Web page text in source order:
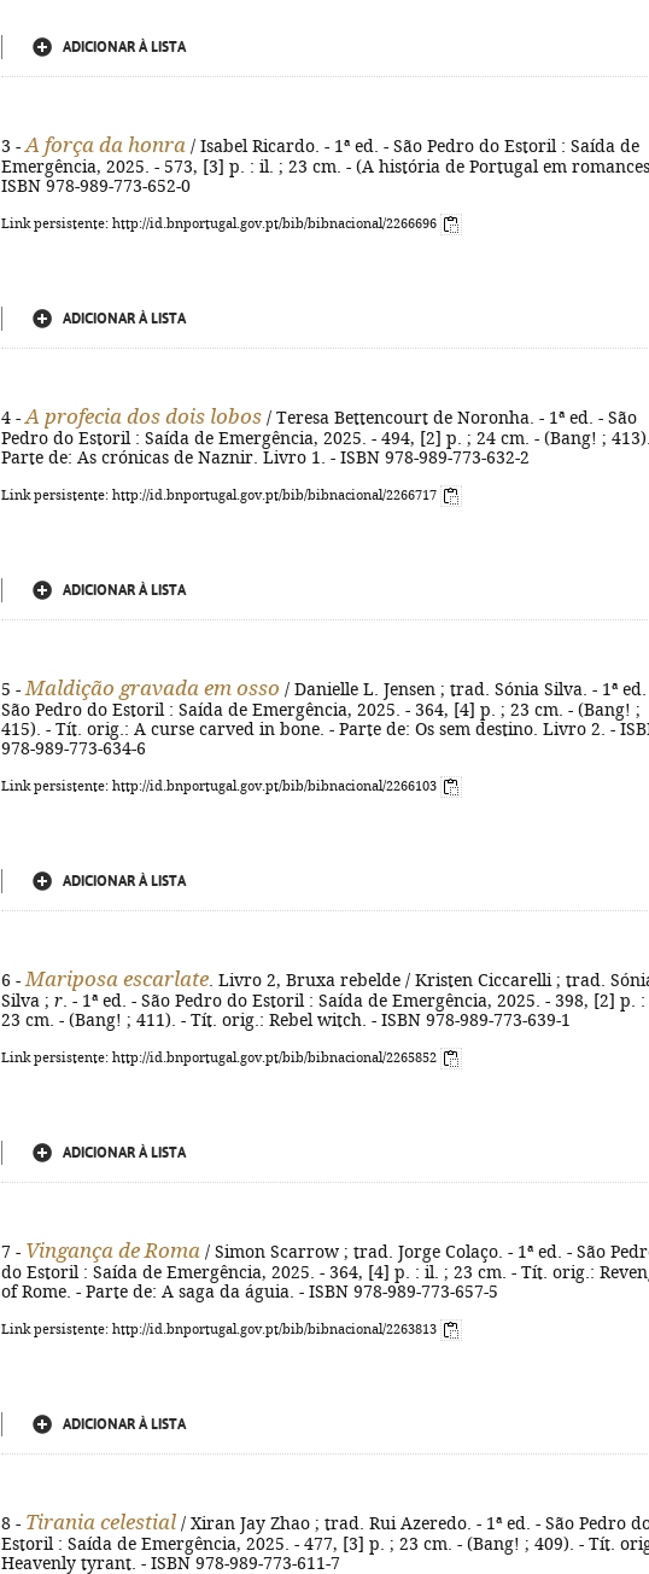
ADICIONAR À LISTA
3 - A força da honra / Isabel Ricardo. - 1ª ed. - São Pedro do Estoril : Saída de
Emergência, 2025. - 573, [3] p. : il. ; 23 cm. - (A história de Portugal em
ISBN 978-989-773-652-0
Link persistente: http://id.bnportugal.gov.pt/bib/bibnacional/2266696
ADICIONAR À LISTA
4 - A profecia dos dois lobos / Teresa Bettencourt de Noronha. - 1ª ed. - São
Pedro do Estoril : Saída de Emergência, 2025. - 494, [2] p. ; 24 cm. - (Bang! ;
Parte de: As crónicas de Naznir. Livro 1. - ISBN 978-989-773-632-2
Link persistente: http://id.bnportugal.gov.pt/bib/bibnacional/2266717
ADICIONAR À LISTA
5 - Maldição gravada em osso / Danielle L. Jensen ; trad. Sónia Silva. - 1ª ed.
São Pedro do Estoril : Saída de Emergência, 2025. - 364, [4] p. ; 23 cm. - (Bang! ;
415). - Tít. orig.: A curse carved in bone. - Parte de: Os sem destino. Livro 2. -
978-989-773-634-6
Link persistente: http://id.bnportugal.gov.pt/bib/bibnacional/2266103
ADICIONAR À LISTA
6 - Mariposa escarlate . Livro 2, Bruxa rebelde / Kristen Ciccarelli ; trad.
Silva ; r . - 1ª ed. - São Pedro do Estoril : Saída de Emergência, 2025. - 398, [2] p.
23 cm. - (Bang! ; 411). - Tít. orig.: Rebel witch. - ISBN 978-989-773-639-1
Link persistente: http://id.bnportugal.gov.pt/bib/bibnacional/2265852
ADICIONAR À LISTA
7 - Vingança de Roma / Simon Scarrow ; trad. Jorge Colaço. - 1ª ed. - São
do Estoril : Saída de Emergência, 2025. - 364, [4] p. : il. ; 23 cm. - Tít. orig.:
of Rome. - Parte de: A saga da águia. - ISBN 978-989-773-657-5
Link persistente: http://id.bnportugal.gov.pt/bib/bibnacional/2263813
ADICIONAR À LISTA
8 - Tirania celestial / Xiran Jay Zhao ; trad. Rui Azeredo. - 1ª ed. - São Pedro
Estoril : Saída de Emergência, 2025. - 477, [3] p. ; 23 cm. - (Bang! ; 409). - Tít.
Heavenly tyrant. - ISBN 978-989-773-611-7